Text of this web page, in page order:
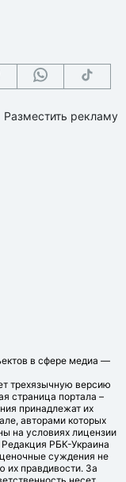
Разместить рекламу
в сфере медиа —
трехязычную версию
страница портала –
принадлежат их
авторами которых
на условиях лицензии
РБК-Украина
суждения не
правдивости. За